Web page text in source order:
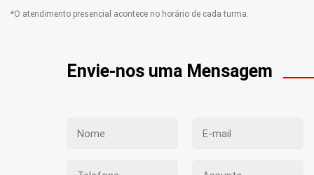
*O atendimento presencial acontece no horário de cada turma.
Envie-nos uma Mensagem